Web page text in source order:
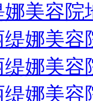
美容院
娜美容
娜美
娜美容